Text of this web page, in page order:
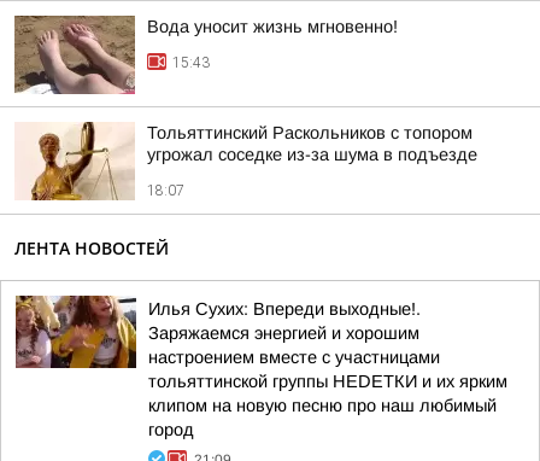
Вода уносит жизнь мгновенно!
15:43
Тольяттинский Раскольников с топором
угрожал соседке из-за шума в подъезде
18:07
ЛЕНТА НОВОСТЕЙ
Илья Сухих: Впереди выходные!.
Заряжаемся энергией и хорошим
настроением вместе с участницами
тольяттинской группы НЕDЕТКИ и их ярким
клипом на новую песню про наш любимый
город